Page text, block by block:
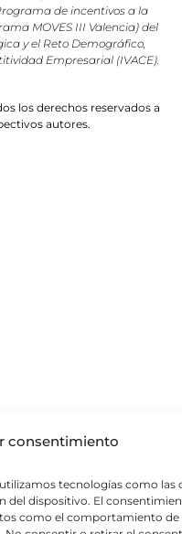
consentimiento
tecnologías como las
del dispositivo. El
como el comportamiento de
de incentivos a la
MOVES III Valencia) del
y el Reto Demográfico,
Empresarial (IVACE).
los derechos reservados a
autores.